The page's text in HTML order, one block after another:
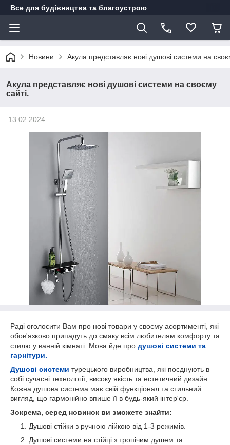
Все для будівництва та благоустрою
Новини Акула представляє нові душові системи на
Акула представляє нові душові системи на своєму
сайті.
13.02.2024
Раді оголосити Вам про нові товари у своєму асортименті, які
обов'язково припадуть до смаку всім любителям комфорту та
стилю у ванній кімнаті. Мова йде про душові системи та
гарнітури.
Душові системи турецького виробництва, які поєднують в
собі сучасні технології, високу якість та естетичний дизайн.
Кожна душова система має свій функціонал та стильний
вигляд, що гармонійно впише її в будь-який інтер'єр.
Зокрема, серед новинок ви зможете знайти:
Душові стійки з ручною лійкою від 1-3 режимів.
Душові системи на стійці з тропічим душем та